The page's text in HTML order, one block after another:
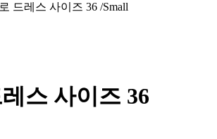
드레스 사이즈 36 /Small
스 사이즈 36